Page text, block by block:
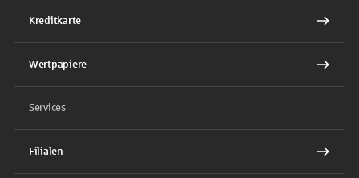
Kreditkarte
Wertpapiere
Services
Filialen